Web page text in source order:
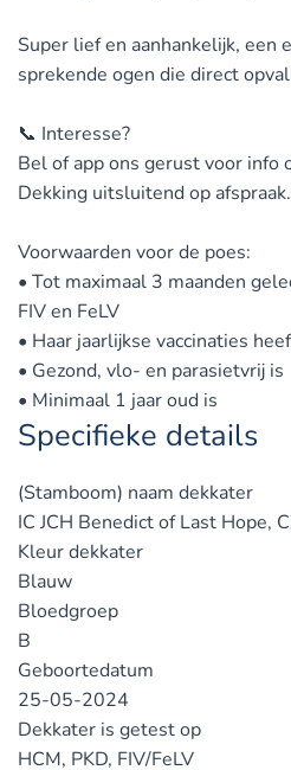
Super lief en aanhankelijk, een
sprekende ogen die direct
📞 Interesse?
Bel of app ons gerust voor info
Dekking uitsluitend op afspraak.
Voorwaarden voor de poes:
• Tot maximaal 3 maanden
FIV en FeLV
• Haar jaarlijkse vaccinaties
• Gezond, vlo- en parasietvrij is
• Minimaal 1 jaar oud is
Specifieke details
(Stamboom) naam dekkater
IC JCH Benedict of Last Hope,
Kleur dekkater
Blauw
Bloedgroep
B
Geboortedatum
25-05-2024
Dekkater is getest op
HCM, PKD, FIV/FeLV